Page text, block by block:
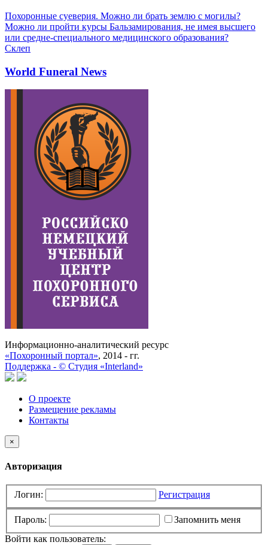
Похоронные суеверия. Можно ли брать землю с могилы?
Можно ли пройти курсы Бальзамирования, не имея высшего
или средне-специального медицинского образования?
Склеп
World Funeral News
Информационно-аналитический ресурс
«Похоронный портал», 2014 - гг.
Поддержка - © Cтудия «Interland»
О проекте
Размещение рекламы
Контакты
×
Авторизация
Логин: Регистрация
Пароль:
Запомнить меня
Войти как пользователь: